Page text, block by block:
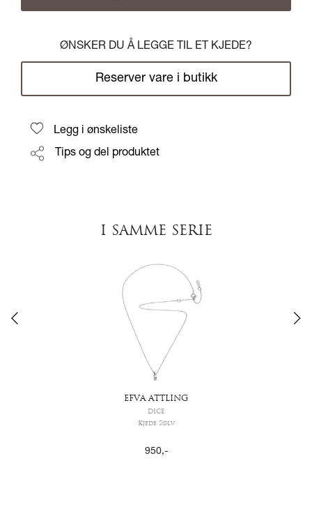
ØNSKER DU Å LEGGE TIL ET KJEDE?
Reserver vare i butikk
Legg i ønskeliste
Tips og del produktet
I SAMME SERIE
EFVA ATTLING
DICE
Kjede Sølv
950,-